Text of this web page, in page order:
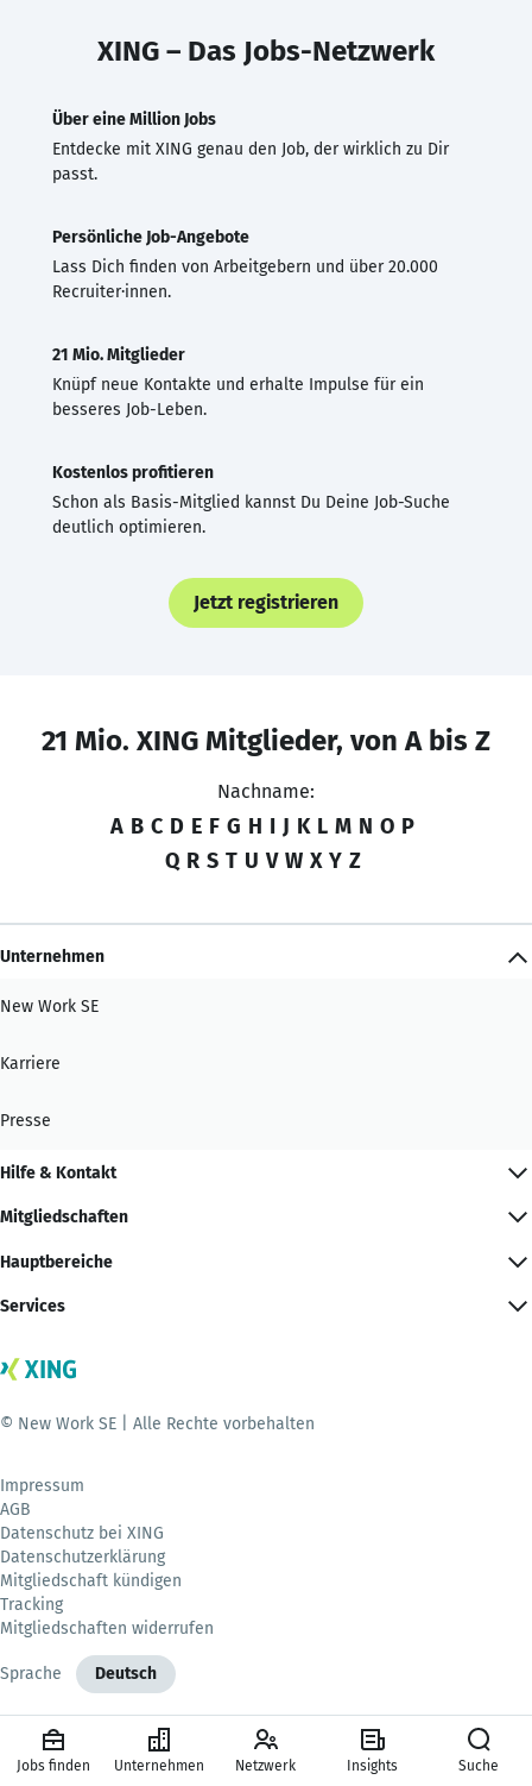
XING – Das Jobs-Netzwerk
Über eine Million Jobs
Entdecke mit XING genau den Job, der wirklich zu Dir
passt.
Persönliche Job-Angebote
Lass Dich finden von Arbeitgebern und über 20.000
Recruiter·innen.
21 Mio. Mitglieder
Knüpf neue Kontakte und erhalte Impulse für ein
besseres Job-Leben.
Kostenlos profitieren
Schon als Basis-Mitglied kannst Du Deine Job-Suche
deutlich optimieren.
Jetzt registrieren
21 Mio. XING Mitglieder, von A bis Z
Nachname:
A B C D E F G H I J K L M N O P
Q R S T U V W X Y Z
Unternehmen
New Work SE
Karriere
Presse
Hilfe & Kontakt
Mitgliedschaften
Hauptbereiche
Services
© New Work SE | Alle Rechte vorbehalten
Impressum
AGB
Datenschutz bei XING
Datenschutzerklärung
Mitgliedschaft kündigen
Tracking
Mitgliedschaften widerrufen
Sprache Deutsch
Jobs finden Unternehmen Netzwerk Insights Suche